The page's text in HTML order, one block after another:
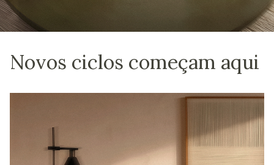
Novos ciclos começam aqui